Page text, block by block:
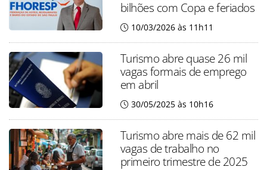
bilhões com Copa e feriados
10/03/2026 às 11h11
Turismo abre quase 26 mil
vagas formais de emprego
em abril
30/05/2025 às 10h16
Turismo abre mais de 62 mil
vagas de trabalho no
primeiro trimestre de 2025